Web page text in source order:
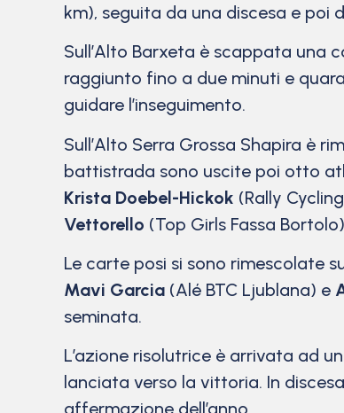
km), seguita da una discesa e poi
Sull’Alto Barxeta è scappata una
raggiunto fino a due minuti e
guidare l’inseguimento.
Sull’Alto Serra Grossa Shapira è
battistrada sono uscite poi otto
Krista Doebel-Hickok (Rally
Vettorello (Top Girls Fassa
Le carte posi si sono rimescolate
Mavi Garcia (Alé BTC Ljublana) e
seminata.
L’azione risolutrice è arrivata ad
lanciata verso la vittoria. In